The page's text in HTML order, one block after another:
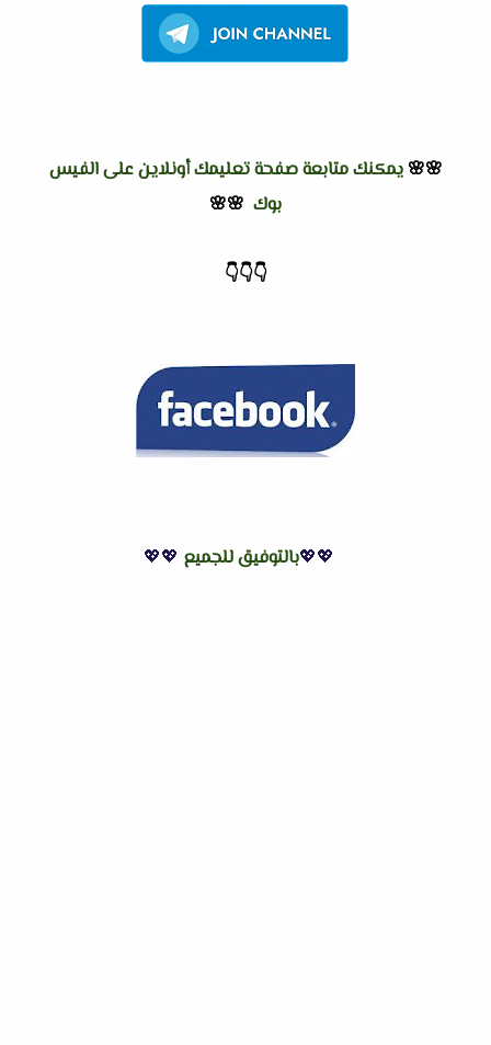
🌸🌸 يمكنك متابعة صفحة تعليمك أونلاين على الفيس
بوك 🌸🌸
👇
👇
👇
💖💖بالتوفيق للجميع 💖💖